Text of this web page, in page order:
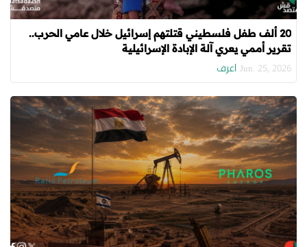
20 ألف طفل فلسطيني قتلتهم إسرائيل خلال عامي الحرب..
تقرير أممي يعري آلة الإبادة الإسرائيلية
Jun. 25, 2026 اعرف